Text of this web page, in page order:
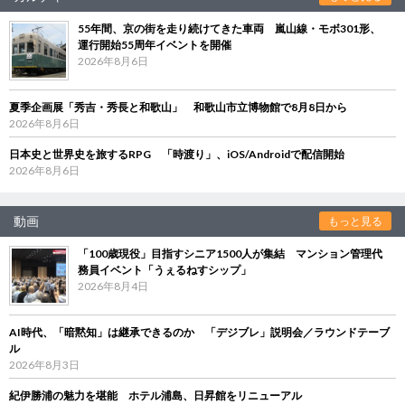
55年間、京の街を走り続けてきた車両 嵐山線・モボ301形、
運行開始55周年イベントを開催
2026年8月6日
夏季企画展「秀吉・秀長と和歌山」 和歌山市立博物館で8月8日から
2026年8月6日
日本史と世界史を旅するRPG 「時渡り」、iOS/Androidで配信開始
2026年8月6日
動画 もっと見る
「100歳現役」目指すシニア1500人が集結 マンション管理代
務員イベント「うぇるねすシップ」
2026年8月4日
AI時代、「暗黙知」は継承できるのか 「デジブレ」説明会／ラウンドテーブ
ル
2026年8月3日
紀伊勝浦の魅力を堪能 ホテル浦島、日昇館をリニューアル